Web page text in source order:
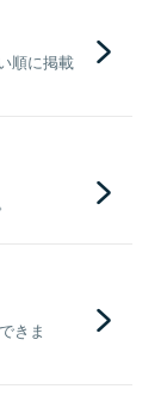
順に掲載
きま